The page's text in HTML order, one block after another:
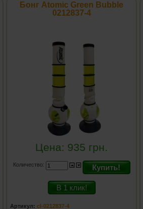
Бонг Atomic Green Bubble
0212837-4
Цена: 935 грн.
Количество: Купить!
В 1 клик!
Артикул:cl-0212837-4